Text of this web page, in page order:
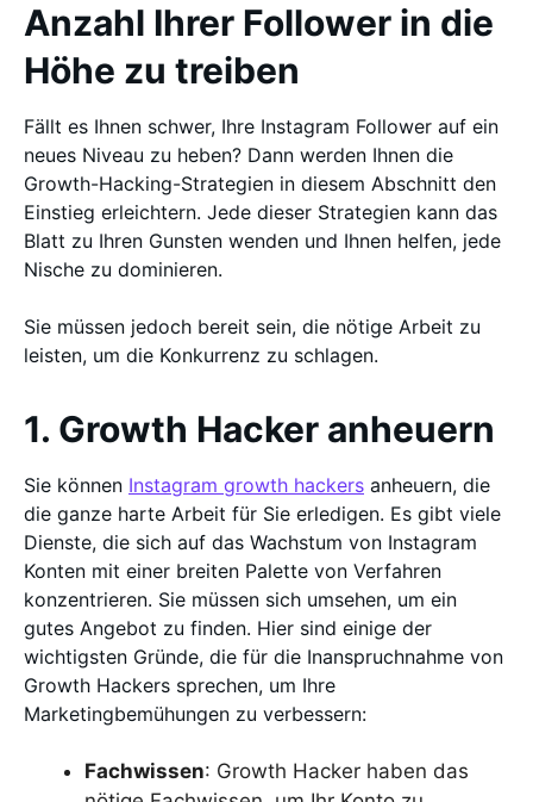
Anzahl Ihrer Follower in die
Höhe zu treiben
Fällt es Ihnen schwer, Ihre Instagram Follower auf ein
neues Niveau zu heben? Dann werden Ihnen die
Growth-Hacking-Strategien in diesem Abschnitt den
Einstieg erleichtern. Jede dieser Strategien kann das
Blatt zu Ihren Gunsten wenden und Ihnen helfen, jede
Nische zu dominieren.
Sie müssen jedoch bereit sein, die nötige Arbeit zu
leisten, um die Konkurrenz zu schlagen.
1. Growth Hacker anheuern
Sie können Instagram growth hackers anheuern, die
die ganze harte Arbeit für Sie erledigen. Es gibt viele
Dienste, die sich auf das Wachstum von Instagram
Konten mit einer breiten Palette von Verfahren
konzentrieren. Sie müssen sich umsehen, um ein
gutes Angebot zu finden. Hier sind einige der
wichtigsten Gründe, die für die Inanspruchnahme von
Growth Hackers sprechen, um Ihre
Marketingbemühungen zu verbessern:
Fachwissen: Growth Hacker haben das